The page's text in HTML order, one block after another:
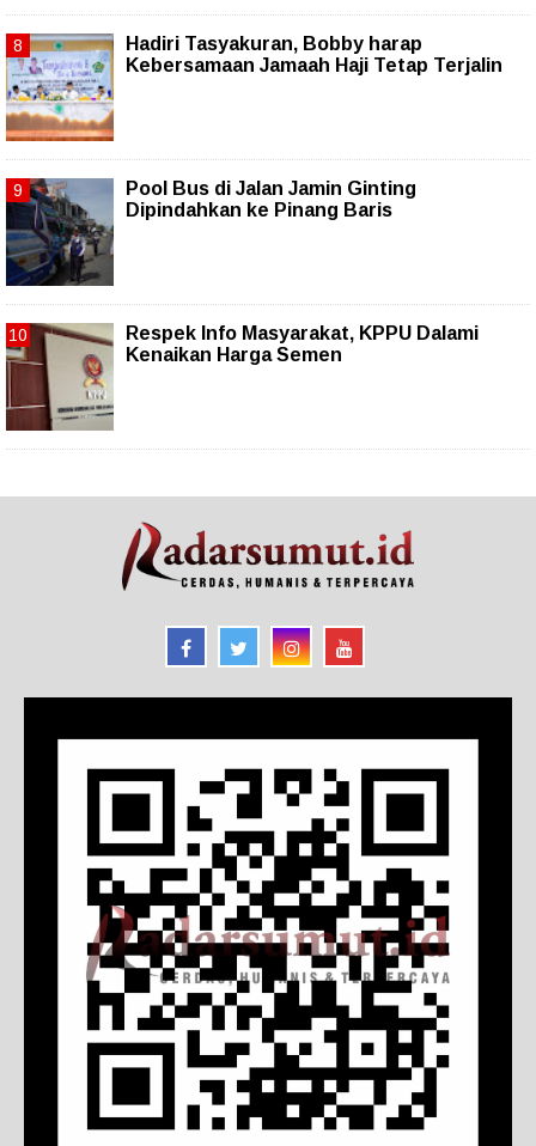
Hadiri Tasyakuran, Bobby harap
Kebersamaan Jamaah Haji Tetap Terjalin
Pool Bus di Jalan Jamin Ginting
Dipindahkan ke Pinang Baris
Respek Info Masyarakat, KPPU Dalami
Kenaikan Harga Semen